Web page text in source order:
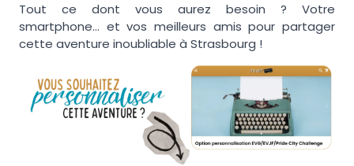
Tout ce dont vous aurez besoin ? Votre
smartphone… et vos meilleurs amis pour partager
cette aventure inoubliable à Strasbourg !